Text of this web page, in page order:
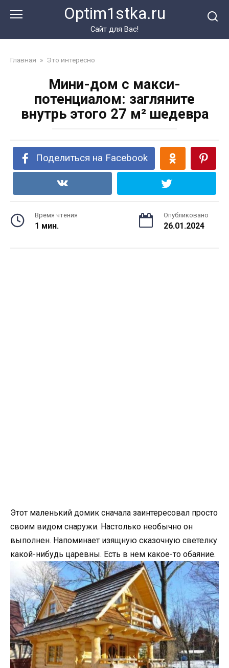
Optim1stka.ru
Сайт для Вас!
Главная » Это интересно
Мини-дом с макси-
потенциалом: загляните
внутрь этого 27 м² шедевра
Поделиться на Facebook
Время чтения
1 мин.
Опубликовано
26.01.2024
Этот маленький домик сначала заинтересовал просто
своим видом снаружи. Настолько необычно он
выполнен. Напоминает изящную сказочную светелку
какой-нибудь царевны. Есть в нем какое-то обаяние.